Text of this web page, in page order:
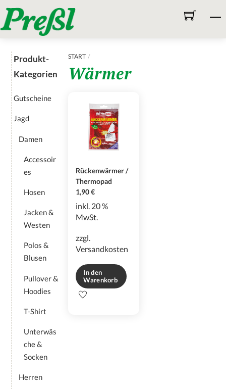
to
content
START
Wärmer
Rückenwärmer /
Thermopad
1,90€
inkl. 20 %
MwSt.
zzgl.
Versandkosten
In den
Warenkorb
Produkt-
Kategorien
Gutscheine
Jagd
Damen
Accessoir
es
Hosen
Jacken &
Westen
Polos &
Blusen
Pullover &
Hoodies
T-Shirt
Unterwäs
che &
Socken
Herren